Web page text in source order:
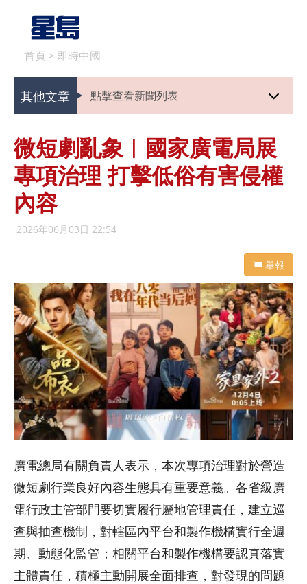
首頁 > 即時中國
其他文章 點擊查看新聞列表
微短劇亂象︱國家廣電局展
專項治理 打擊低俗有害侵權
內容
2026年06月03日 22:54
舉報
廣電總局有關負責人表示，本次專項治理對於營造
微短劇行業良好內容生態具有重要意義。各省級廣
電行政主管部門要切實履行屬地管理責任，建立巡
查與抽查機制，對轄區內平台和製作機構實行全週
期、動態化監管；相關平台和製作機構要認真落實
主體責任，積極主動開展全面排查，對發現的問題